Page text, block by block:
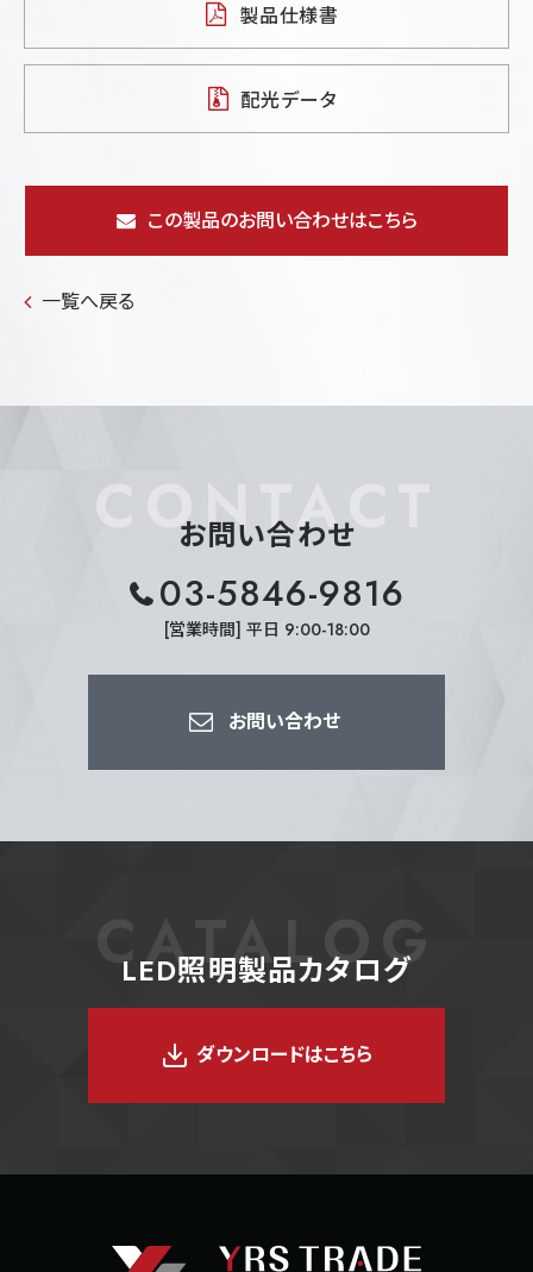
製品仕様書
配光データ
この製品のお問い合わせはこちら
一覧へ戻る
CONTACT
お問い合わせ
03-5846-9816
[営業時間] 平日 9:00-18:00
お問い合わせ
CATALOG
LED照明製品カタログ
ダウンロードはこちら